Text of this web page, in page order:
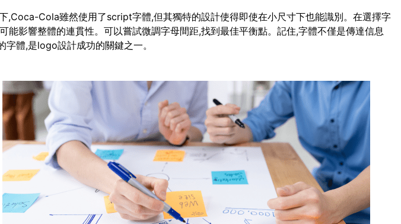
Cola雖然使用了script字體,但其獨特的設計使得即使在小尺寸下也能識別。在選擇字
影響整體的連貫性。可以嘗試微調字母間距,找到最佳平衡點。記住,字體不僅是傳達信息
體,是logo設計成功的關鍵之一。